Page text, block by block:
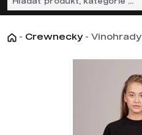
- Crewnecky - Vinohrady